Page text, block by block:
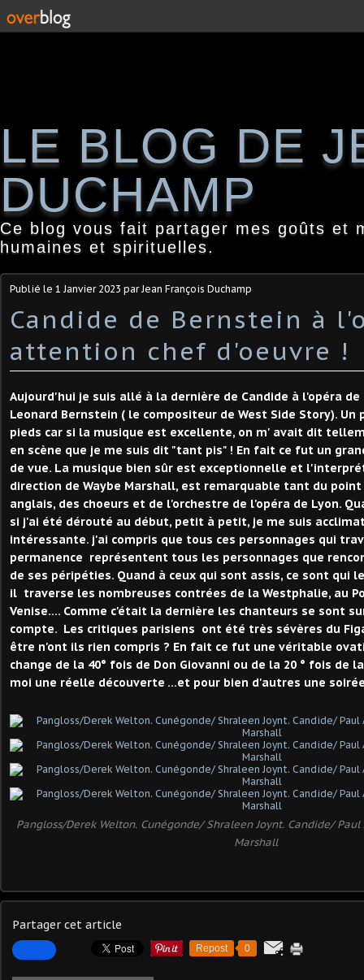
LE BLOG DE
DUCHAMP
Ce blog vous fait partager mes goûts et
humaines et spirituelles.
Publié le 1 Janvier 2023 par Jean François Duchamp
Candide de Bernstein à
attention chef d'oeuvre !
Aujourd'hui je suis allé à la dernière de Candide à l'opéra de
Leonard Bernstein ( le compositeur de West Side Story). Un
pieds car si la musique est excellente, on m' avait dit
en scène que je me suis dit "tant pis" ! En fait ce fut un
de vue. La musique bien sûr est exceptionnelle et
direction de Waybe Marshall, est remarquable tant du
anglais, des choeurs et de l'orchestre de l'opéra de Lyon.
si j'ai été dérouté au début, petit à petit, je me suis
intéressante. j'ai compris que tous ces personnages qui
permanence représentent tous les personnages que
de ses péripéties. Quand à ceux qui sont assis, ce sont qui
il traverse les nombreuses contrées de la Westphalie, au
Venise.... Comme c'était la dernière les chanteurs se sont
compte. Les critiques parisiens ont été très sévères du
être n'ont ils rien compris ? En fait ce fut une véritable
change de la 40° fois de Don Giovanni ou de la 20 ° fois de
moi une réelle découverte ...et pour bien d'autres une
Pangloss/Derek Welton. Cunégonde/ Shraleen Joynt. Candide/
Marshall
Partager cet article
Repost 0